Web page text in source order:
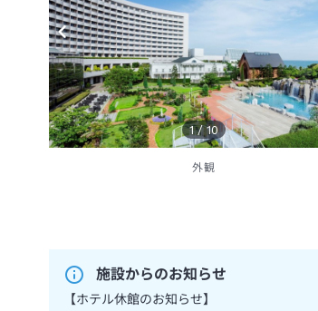
1 /10
外観
施設からのお知らせ
【ホテル休館のお知らせ】